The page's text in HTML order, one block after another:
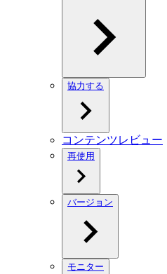
協力する
コンテンツレビュー
再使用
バージョン
モニター